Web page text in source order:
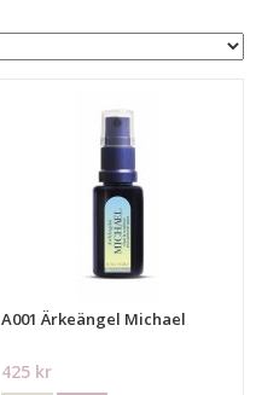
A001 Ärkeängel Michael
425 kr